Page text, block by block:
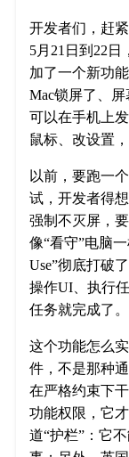
开发者们，赶
5月21日到22日
加了一个新功
Mac锁屏了、
可以在手机上
鼠标、改设置
以前，要跑一
试，开发者得
强制不灭屏，
像“看守”电脑
Use”彻底打破
操作UI、执行
任务就完成了。
这个功能怎么
件，不是那种
在严格约束下
功能权限，它
道“护栏”：它